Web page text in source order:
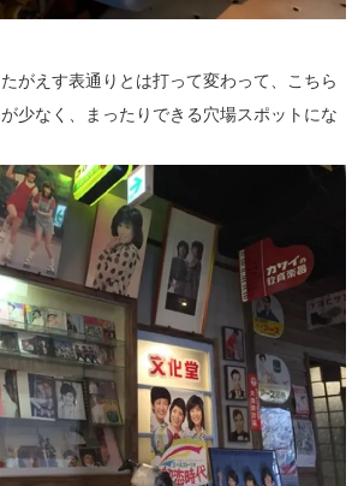
がえす表通りとは打って変わって、こちら
少なく、まったりできる穴場スポットにな